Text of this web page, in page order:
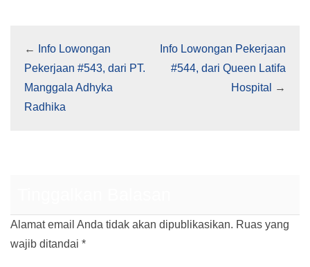
←
Info Lowongan
Pekerjaan #543, dari PT.
Manggala Adhyka
Radhika
Info Lowongan Pekerjaan
#544, dari Queen Latifa
Hospital
→
Alamat email Anda tidak akan dipublikasikan. Ruas yang
wajib ditandai *